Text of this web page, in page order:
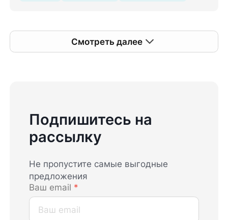
Смотреть далее
Подпишитесь на
рассылку
Не пропустите самые выгодные
предложения
Ваш email *